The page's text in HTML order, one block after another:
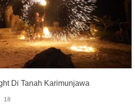
Di Tanah Karimunjawa
18